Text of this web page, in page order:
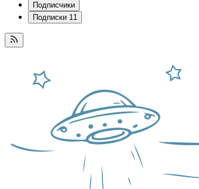
Подписчики
Подписки 11